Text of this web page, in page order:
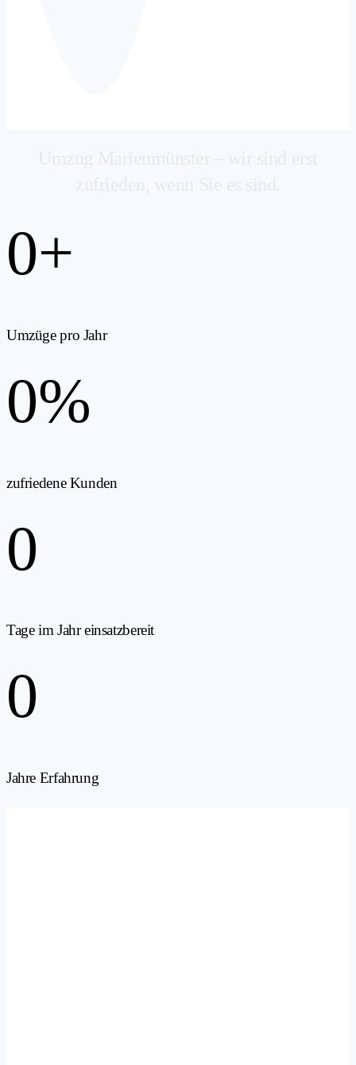
0+
Umzüge pro Jahr
0%
zufriedene Kunden
0
Tage im Jahr einsatzbereit
0
Jahre Erfahrung